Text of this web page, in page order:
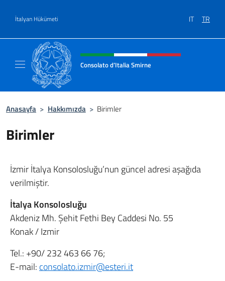
İtalyan Hükümeti IT TR
Site başlığı, sosyal medya ve
Consolato d’Italia Smirne
Anasayfa > Hakkımızda > Birimler
Birimler
İzmir İtalya Konsolosluğu’nun güncel adresi aşağıda
verilmiştir.
İtalya Konsolosluğu
Akdeniz Mh. Şehit Fethi Bey Caddesi No. 55
Konak / Izmir
Tel.: +90/ 232 463 66 76;
E-mail: consolato.izmir@esteri.it